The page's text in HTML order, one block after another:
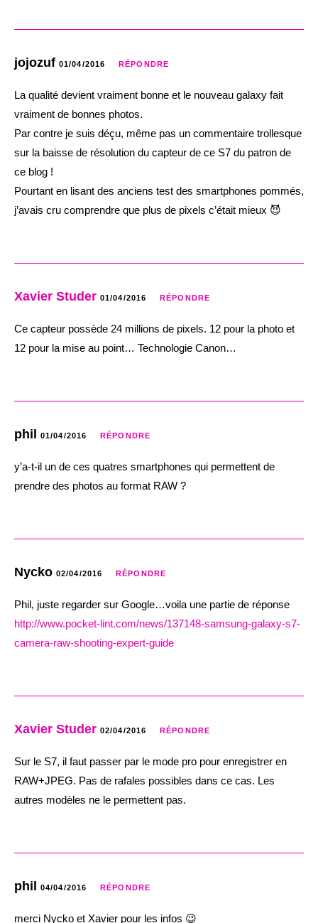
jojozuf 01/04/2016 RÉPONDRE
La qualité devient vraiment bonne et le nouveau galaxy fait
vraiment de bonnes photos.
Par contre je suis déçu, même pas un commentaire trollesque
sur la baisse de résolution du capteur de ce S7 du patron de
ce blog !
Pourtant en lisant des anciens test des smartphones pommés,
j’avais cru comprendre que plus de pixels c’était mieux 😈
Xavier Studer 01/04/2016 RÉPONDRE
Ce capteur possède 24 millions de pixels. 12 pour la photo et
12 pour la mise au point… Technologie Canon…
phil 01/04/2016 RÉPONDRE
y’a-t-il un de ces quatres smartphones qui permettent de
prendre des photos au format RAW ?
Nycko 02/04/2016 RÉPONDRE
Phil, juste regarder sur Google…voila une partie de réponse
http://www.pocket-lint.com/news/137148-samsung-galaxy-s7-
camera-raw-shooting-expert-guide
Xavier Studer 02/04/2016 RÉPONDRE
Sur le S7, il faut passer par le mode pro pour enregistrer en
RAW+JPEG. Pas de rafales possibles dans ce cas. Les
autres modèles ne le permettent pas.
phil 04/04/2016 RÉPONDRE
merci Nycko et Xavier pour les infos 😉